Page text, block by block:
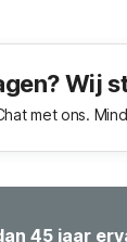
Wij
met ons.
45 jaar